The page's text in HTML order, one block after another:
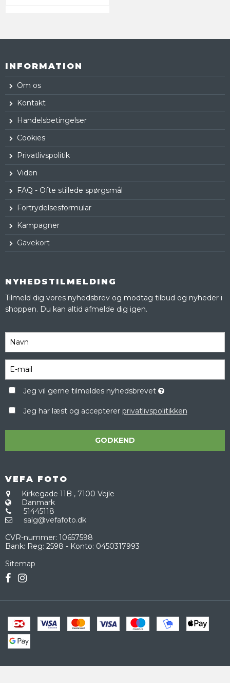
INFORMATION
Om os
Kontakt
Handelsbetingelser
Cookies
Privatlivspolitik
Viden
FAQ - Ofte stillede spørgsmål
Fortrydelsesformular
Kampagner
Gavekort
NYHEDSTILMELDING
Tilmeld dig vores nyhedsbrev og modtag tilbud og nyheder i
shoppen. Du kan altid afmelde dig igen.
Jeg vil gerne tilmeldes nyhedsbrevet
Jeg har læst og accepterer privatlivspolitikken
GODKEND
VEFA FOTO
Kirkegade 11B , 7100 Vejle
Danmark
51445118
salg@vefafoto.dk
CVR-nummer: 10657598
Bank: Reg: 2598 - Konto: 0450317993
Sitemap